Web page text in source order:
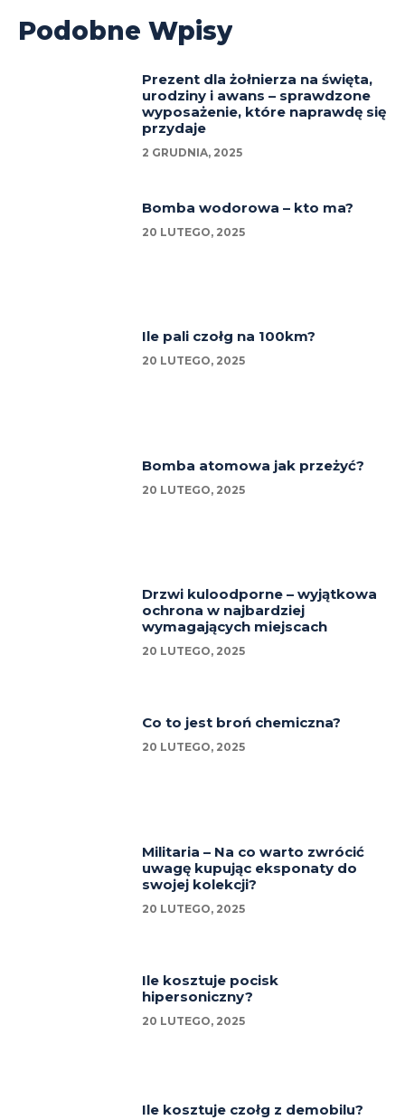
Podobne Wpisy
Prezent dla żołnierza na święta,
urodziny i awans – sprawdzone
wyposażenie, które naprawdę się
przydaje
2 GRUDNIA, 2025
Bomba wodorowa – kto ma?
20 LUTEGO, 2025
Ile pali czołg na 100km?
20 LUTEGO, 2025
Bomba atomowa jak przeżyć?
20 LUTEGO, 2025
Drzwi kuloodporne – wyjątkowa
ochrona w najbardziej
wymagających miejscach
20 LUTEGO, 2025
Co to jest broń chemiczna?
20 LUTEGO, 2025
Militaria – Na co warto zwrócić
uwagę kupując eksponaty do
swojej kolekcji?
20 LUTEGO, 2025
Ile kosztuje pocisk
hipersoniczny?
20 LUTEGO, 2025
Ile kosztuje czołg z demobilu?